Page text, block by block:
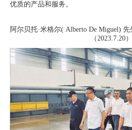
优质的产品和服务。
阿尔贝托·米格尔( Alberto De Miguel)
（2023.7.20）